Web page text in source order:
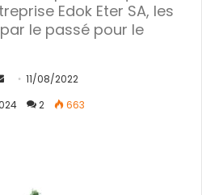
Edok Eter SA, les
le passé pour le
n
11/08/2022
2
663